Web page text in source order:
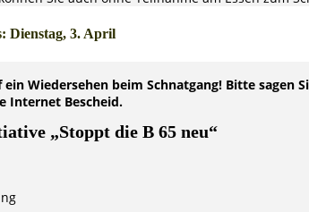
Dienstag, 3. April
Wiedersehen beim Schnatgang! Bitte sagen
Internet Bescheid.
„Stoppt die B 65 neu“